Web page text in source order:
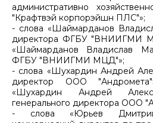
административно
"Крафтвэй корпорэйшн ПЛС"»;
- слова «Шаймарданов
директора ФГБУ "ВНИИГМИ
«Шаймарданов Владислав
ФГБУ "ВНИИГМИ МЦД"»;
- слова «Шухардин Андрей
директор ООО
«Шухардин Андрей
генерального директора ООО
- слова «Юрьев